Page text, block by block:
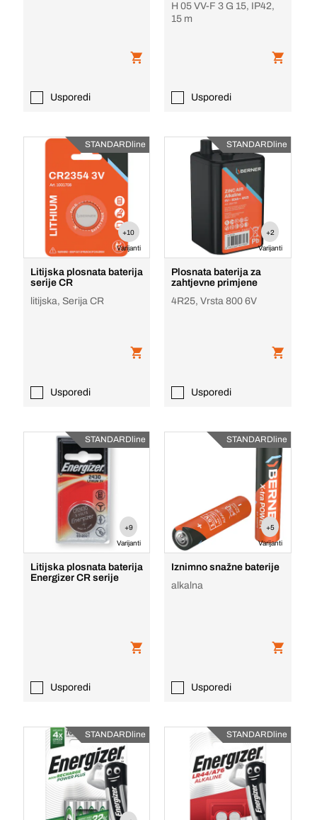
Usporedi
H 05 VV-F 3 G 15, IP42,
15 m
Usporedi
STANDARDline
+10
Varijanti
Litijska plosnata baterija
serije CR
litijska, Serija CR
Usporedi
STANDARDline
+2
Varijanti
Plosnata baterija za
zahtjevne primjene
4R25, Vrsta 800 6V
Usporedi
STANDARDline
+9
Varijanti
Litijska plosnata baterija
Energizer CR serije
Usporedi
STANDARDline
+5
Varijanti
Iznimno snažne baterije
alkalna
Usporedi
STANDARDline STANDARDline